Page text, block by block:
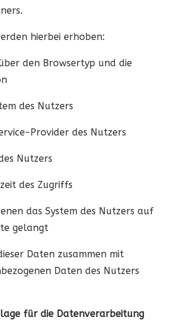
hierbei erhoben:
den Browsertyp und die
des Nutzers
Provider des Nutzers
Nutzers
des Zugriffs
das System des Nutzers auf
gelangt
Daten zusammen mit
Daten des Nutzers
für die Datenverarbeitung